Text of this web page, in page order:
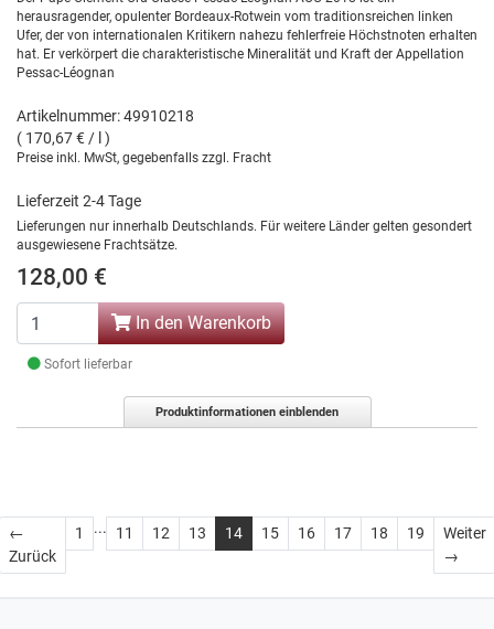
herausragender, opulenter Bordeaux-Rotwein vom traditionsreichen linken
Ufer, der von internationalen Kritikern nahezu fehlerfreie Höchstnoten erhalten
hat. Er verkörpert die charakteristische Mineralität und Kraft der Appellation
Pessac-Léognan
Artikelnummer: 49910218
( 170,67 € / l )
Preise inkl. MwSt, gegebenfalls zzgl. Fracht
Lieferzeit 2-4 Tage
Lieferungen nur innerhalb Deutschlands. Für weitere Länder gelten gesondert
ausgewiesene Frachtsätze.
128,00 €
In den Warenkorb
Sofort lieferbar
Produktinformationen einblenden
←
ZurückZurück
1 ... 11 12 13 14 15 16 17 18 19
Weiter
→